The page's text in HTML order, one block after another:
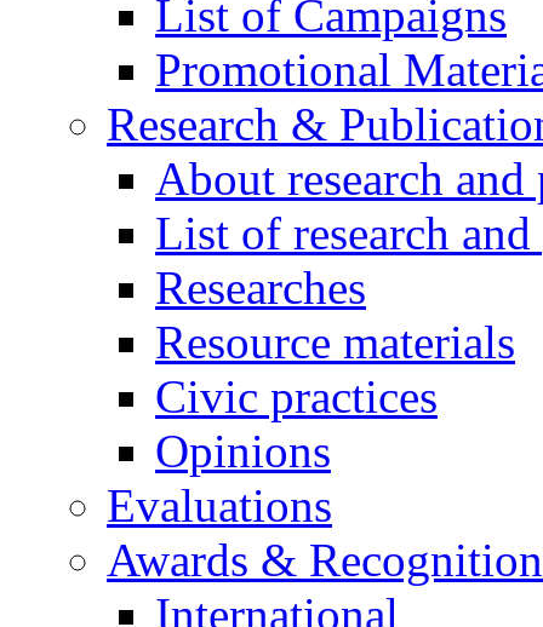
List of Campaigns
Promotional
Research &
About research
List of research
Researches
Resource materials
Civic practices
Opinions
Evaluations
Awards &
International